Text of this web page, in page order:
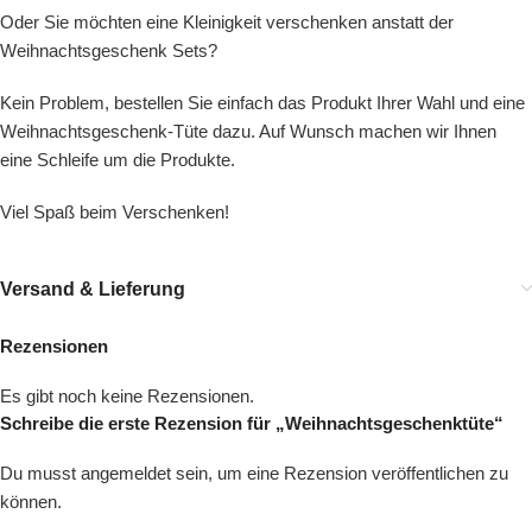
Oder Sie möchten eine Kleinigkeit verschenken anstatt der
Weihnachtsgeschenk Sets?
Kein Problem, bestellen Sie einfach das Produkt Ihrer Wahl und eine
Weihnachtsgeschenk-Tüte dazu. Auf Wunsch machen wir Ihnen
eine Schleife um die Produkte.
Viel Spaß beim Verschenken!
Versand & Lieferung
Rezensionen
Es gibt noch keine Rezensionen.
Schreibe die erste Rezension für „Weihnachtsgeschenktüte“
Du musst angemeldet sein, um eine Rezension veröffentlichen zu
können.